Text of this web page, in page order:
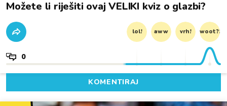
Možete li riješiti ovaj VELIKI kviz o glazbi?
lol! aww vrh! woot?!
0
KOMENTIRAJ